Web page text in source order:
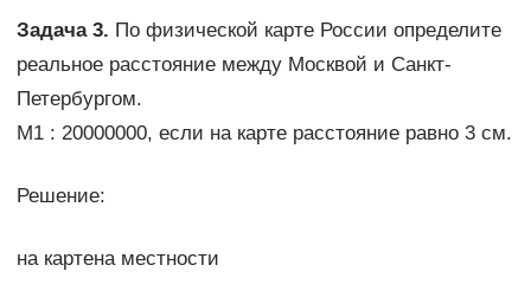
Задача 3. По физической карте России определите
реальное расстояние между Москвой и Санкт-
Петербургом.
М1 : 20000000, если на карте расстояние равно 3 см.
Решение:
на картена местности